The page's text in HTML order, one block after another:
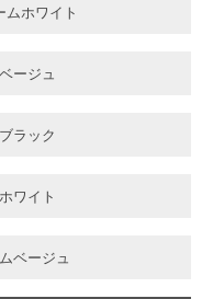
ムホワイト
ージュ
ラック
ワイト
ベージュ